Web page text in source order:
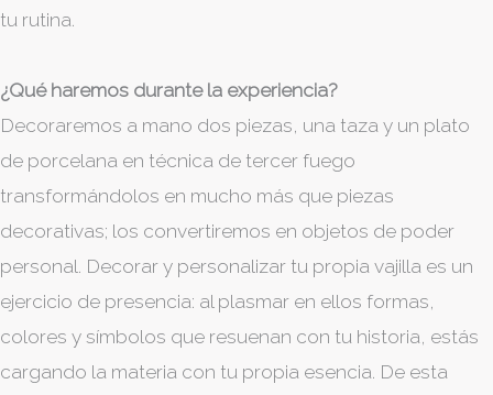
tu rutina.
¿Qué haremos durante la experiencia?
Decoraremos a mano dos piezas, una taza y un plato
de porcelana en técnica de tercer fuego
transformándolos en mucho más que piezas
decorativas; los convertiremos en objetos de poder
personal. Decorar y personalizar tu propia vajilla es un
ejercicio de presencia: al plasmar en ellos formas,
colores y símbolos que resuenan con tu historia, estás
cargando la materia con tu propia esencia. De esta